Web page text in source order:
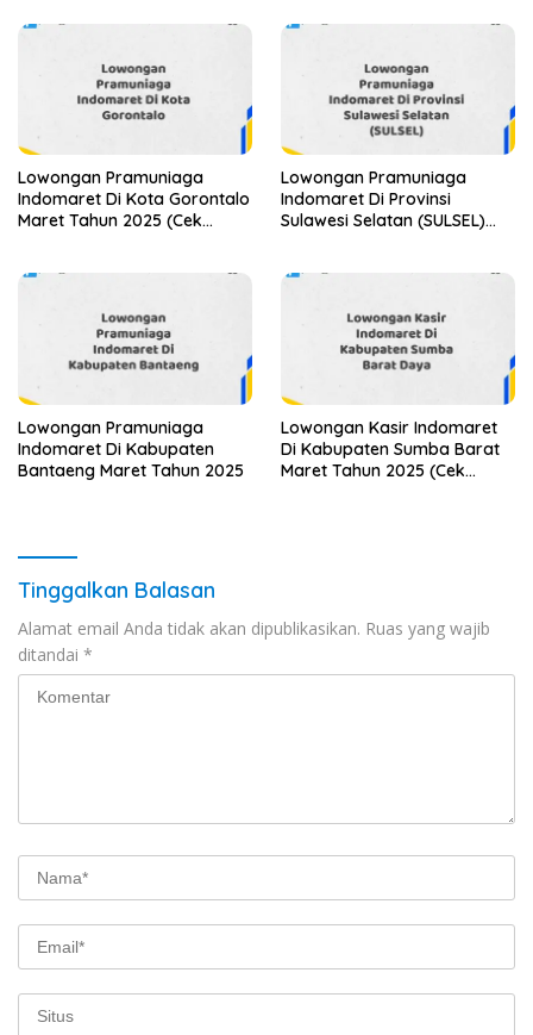
Lowongan Pramuniaga
Indomaret Di Kota Gorontalo
Maret Tahun 2025 (Cek
Lowongan Pramuniaga
Indomaret Di Provinsi
Sulawesi Selatan (SULSEL)
Lowongan Pramuniaga
Indomaret Di Kabupaten
Bantaeng Maret Tahun 2025
Lowongan Kasir Indomaret
Di Kabupaten Sumba Barat
Maret Tahun 2025 (Cek
Tinggalkan Balasan
Alamat email Anda tidak akan dipublikasikan. Ruas yang wajib
ditandai *